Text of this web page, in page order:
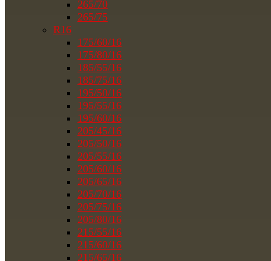
265/70
265/75
R16
175/60/16
175/80/16
185/55/16
185/75/16
195/50/16
195/55/16
195/60/16
205/45/16
205/50/16
205/55/16
205/60/16
205/65/16
205/70/16
205/75/16
205/80/16
215/55/16
215/60/16
215/65/16